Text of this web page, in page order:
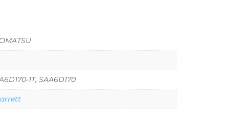
1T, SAA6D170